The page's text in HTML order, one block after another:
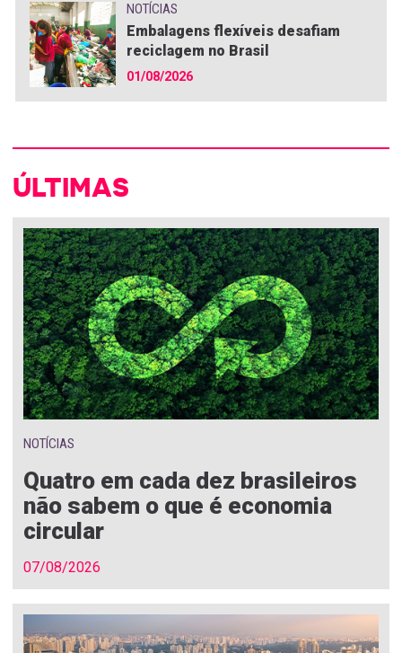
NOTÍCIAS
Embalagens flexíveis desafiam
reciclagem no Brasil
01/08/2026
ÚLTIMAS
NOTÍCIAS
Quatro em cada dez brasileiros
não sabem o que é economia
circular
07/08/2026